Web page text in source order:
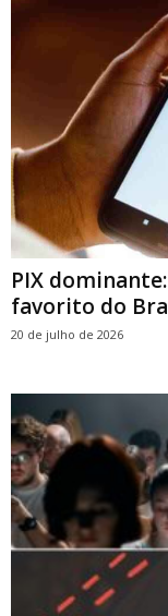
PIX
favorito do
20 de julho de 2026